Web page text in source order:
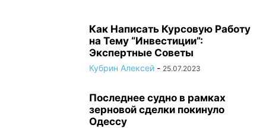
Как Написать Курсовую Работу
на Тему “Инвестиции”:
Экспертные Советы
Кубрин Алексей - 25.07.2023
Последнее судно в рамках
зерновой сделки покинуло
Одессу